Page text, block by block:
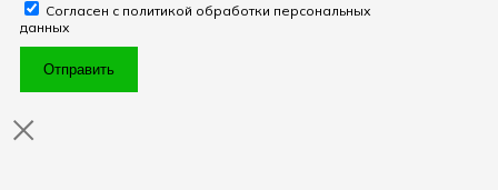
Согласен с политикой обработки персональных
данных
Отправить